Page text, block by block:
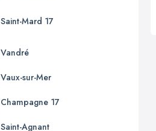
Saint-Mard 17
Vandré
Vaux-sur-Mer
Champagne 17
Saint-Agnant